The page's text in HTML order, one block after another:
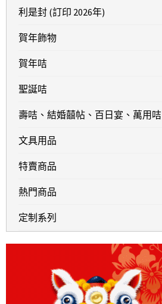
利是封 (訂印 2026年)
賀年飾物
賀年咭
聖誕咭
壽咭、結婚囍帖、百日宴、萬用咭
文具用品
特賣商品
熱門商品
定制系列